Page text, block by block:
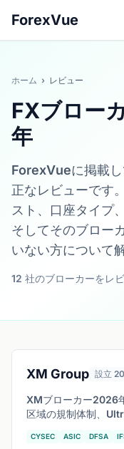
ForexVue
ホーム › レビュー
FXブロー
年
ForexVueに掲載
正なレビューです
スト、口座タイプ
そしてそのブロー
いない方について
12 社のブローカーをレ
XM Group 設立
XMブローカー2026
区域の規制体制、
初心者から中級者ま
CYSEC ASIC DFSA